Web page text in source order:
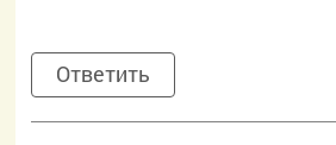
Ответить